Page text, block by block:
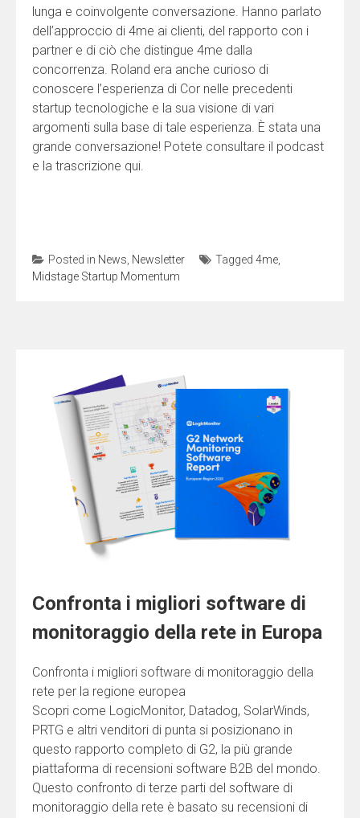
lunga e coinvolgente conversazione. Hanno parlato
dell’approccio di 4me ai clienti, del rapporto con i
partner e di ciò che distingue 4me dalla
concorrenza. Roland era anche curioso di
conoscere l’esperienza di Cor nelle precedenti
startup tecnologiche e la sua visione di vari
argomenti sulla base di tale esperienza. È stata una
grande conversazione! Potete consultare il podcast
e la trascrizione qui.
Posted in News Newsletter Tagged 4me
Midstage Startup Momentum
Confronta i migliori software di
monitoraggio della rete in Europa
Confronta i migliori software di monitoraggio della
rete per la regione europea
Scopri come LogicMonitor, Datadog, SolarWinds,
PRTG e altri venditori di punta si posizionano in
questo rapporto completo di G2, la più grande
piattaforma di recensioni software B2B del mondo.
Questo confronto di terze parti del software di
monitoraggio della rete è basato su recensioni di